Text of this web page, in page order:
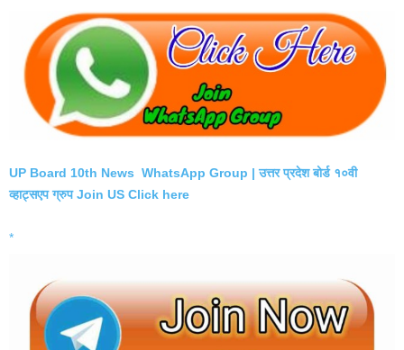
UP Board 10th News WhatsApp Group | उत्तर प्रदेश बोर्ड १०वी
व्हाट्सएप ग्रुप Join US Click here
*